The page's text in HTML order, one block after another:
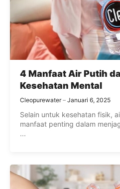
4 Manfaat Air Putih
Kesehatan Mental
Cleopurewater Januari 6, 2025
Selain untuk kesehatan fisik,
manfaat penting dalam
...